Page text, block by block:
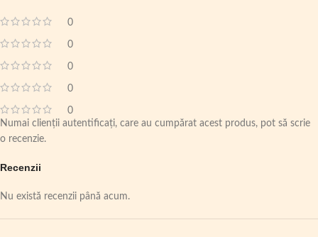
0
0
0
0
0
Recenzii
Nu există recenzii până acum.
Numai clienții autentificați, care au cumpărat acest produs, pot să scrie
o recenzie.